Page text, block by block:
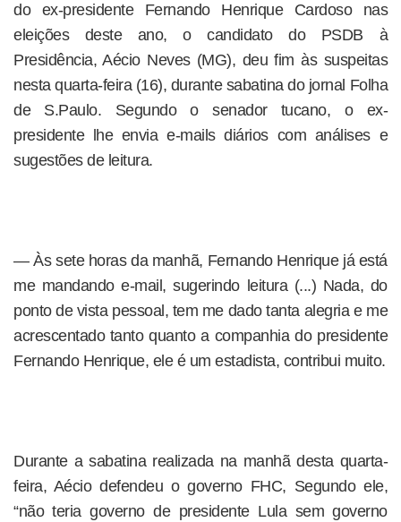
do ex-presidente Fernando Henrique Cardoso nas
eleições deste ano, o candidato do PSDB à
Presidência, Aécio Neves (MG), deu fim às suspeitas
nesta quarta-feira (16), durante sabatina do jornal Folha
de S.Paulo. Segundo o senador tucano, o ex-
presidente lhe envia e-mails diários com análises e
sugestões de leitura.
— Às sete horas da manhã, Fernando Henrique já está
me mandando e-mail, sugerindo leitura (...) Nada, do
ponto de vista pessoal, tem me dado tanta alegria e me
acrescentado tanto quanto a companhia do presidente
Fernando Henrique, ele é um estadista, contribui muito.
Durante a sabatina realizada na manhã desta quarta-
feira, Aécio defendeu o governo FHC, Segundo ele,
“não teria governo de presidente Lula sem governo